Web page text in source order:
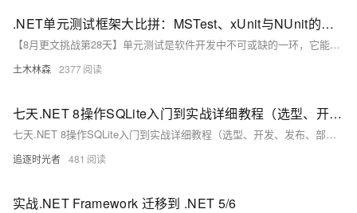
.NET单元测试框架大比拼：MSTest、xUnit与NUnit的实战较量与选择指南
【8月更文挑战第28天】单元测试是软件开发中不可或缺的一环，它能够确保代码的质量和稳定性。在.NET生态系统中，MSTest、xUnit和NUnit是最为流行的单元测试框架。本文将对这三种测试框架进行全面解析，并通过示例代码展示它们的基本用法和特点。
土木林森 2377
七天.NET 8操作SQLite入门到实战详细教程（选型、开发、发布、部署）
七天.NET 8操作SQLite入门到实战详细教程（选型、开发、发布、部署）
追逐时光者 481
实战.NET Framework 迁移到 .NET 5/6